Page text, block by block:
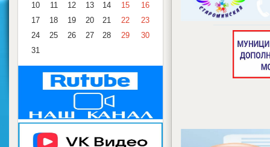
10
11 12 13 14 15
16
17
18 19 20 21 22
23
24
25 26 27 28 29
30
31